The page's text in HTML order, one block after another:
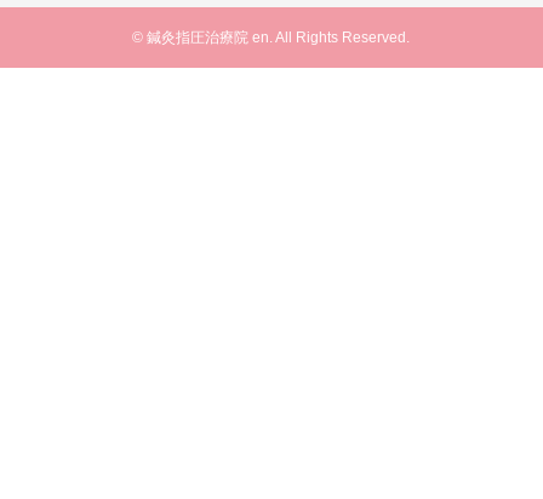
© 鍼灸指圧治療院 en. All Rights Reserved.